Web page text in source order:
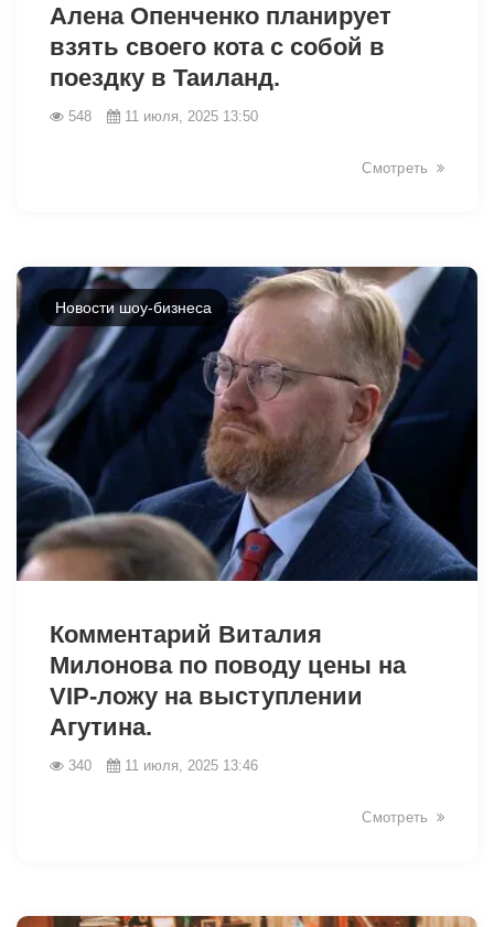
Алена Опенченко планирует
взять своего кота с собой в
поездку в Таиланд.
548 11 июля, 2025 13:50
Смотреть
Новости шоу-бизнеса
Комментарий Виталия
Милонова по поводу цены на
VIP-ложу на выступлении
Агутина.
340 11 июля, 2025 13:46
Смотреть